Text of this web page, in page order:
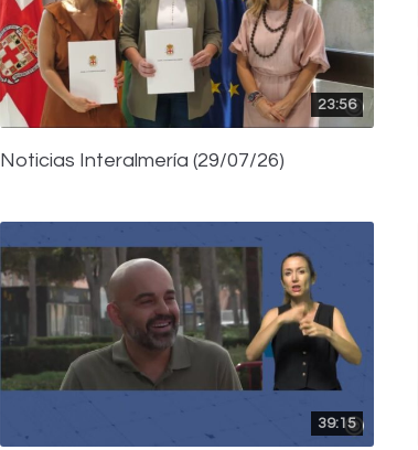
23:56
Noticias Interalmería (29/07/26)
39:15